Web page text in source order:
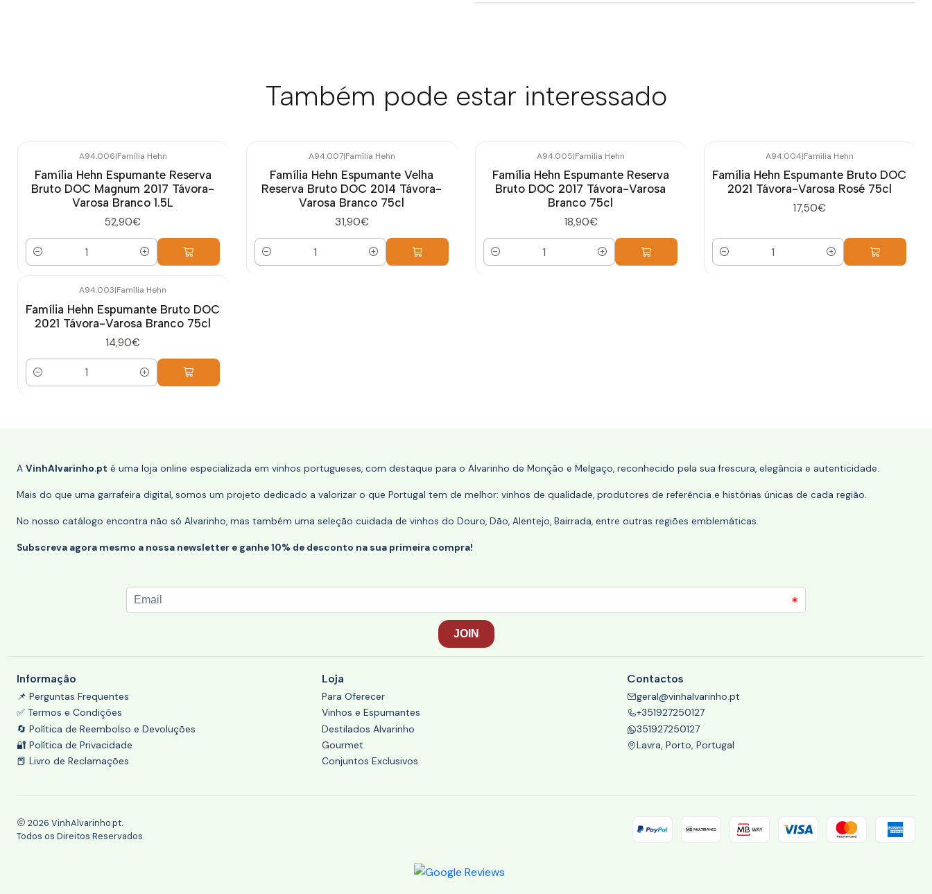
Também pode estar interessado
A94.006|Família Hehn
Família Hehn Espumante Reserva
Bruto DOC Magnum 2017 Távora-
Varosa Branco 1.5L
52,90€
Quantidade
A94.007|Família Hehn
Família Hehn Espumante Velha
Reserva Bruto DOC 2014 Távora-
Varosa Branco 75cl
31,90€
Quantidade
A94.005|Família Hehn
Família Hehn Espumante Reserva
Bruto DOC 2017 Távora-Varosa
Branco 75cl
18,90€
Quantidade
A94.004|Família Hehn
Família Hehn Espumante Bruto DOC
2021 Távora-Varosa Rosé 75cl
17,50€
Quantidade
A94.003|Família Hehn
Família Hehn Espumante Bruto DOC
2021 Távora-Varosa Branco 75cl
14,90€
Quantidade
A VinhAlvarinho.pt é uma loja online especializada em vinhos portugueses, com destaque para o Alvarinho de Monção e Melgaço, reconhecido pela sua frescura, elegância e autenticidade.
Mais do que uma garrafeira digital, somos um projeto dedicado a valorizar o que Portugal tem de melhor: vinhos de qualidade, produtores de referência e histórias únicas de cada região.
No nosso catálogo encontra não só Alvarinho, mas também uma seleção cuidada de vinhos do Douro, Dão, Alentejo, Bairrada, entre outras regiões emblemáticas.
Subscreva agora mesmo a nossa newsletter e ganhe 10% de desconto na sua primeira compra!
Informação
📌 Perguntas Frequentes
✅ Termos e Condições
🔄 Política de Reembolso e Devoluções
🔐 Política de Privacidade
📕 Livro de Reclamações
Loja
Para Oferecer
Vinhos e Espumantes
Destilados Alvarinho
Gourmet
Conjuntos Exclusivos
Contactos
geral@vinhalvarinho.pt
+351927250127
351927250127
Lavra, Porto, Portugal
2026 VinhAlvarinho.pt.
Todos os Direitos Reservados.